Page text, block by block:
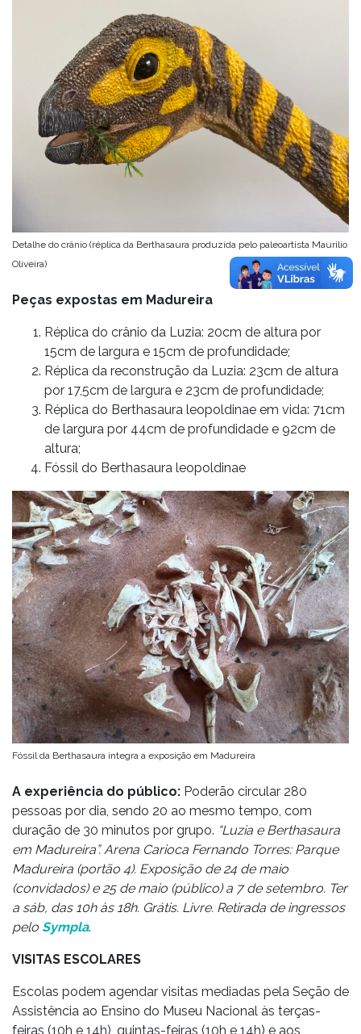
Detalhe do crânio (réplica da Berthasaura produzida pelo paleoartista Maurilio
Oliveira)
Peças expostas em Madureira
Réplica do crânio da Luzia: 20cm de altura por
15cm de largura e 15cm de profundidade;
Réplica da reconstrução da Luzia: 23cm de altura
por 17,5cm de largura e 23cm de profundidade;
Réplica do Berthasaura leopoldinae em vida: 71cm
de largura por 44cm de profundidade e 92cm de
altura;
Fóssil do Berthasaura leopoldinae
Fóssil da Berthasaura integra a exposição em Madureira
A experiência do público: Poderão circular 280
pessoas por dia, sendo 20 ao mesmo tempo, com
duração de 30 minutos por grupo. “Luzia e Berthasaura
em Madureira”. Arena Carioca Fernando Torres: Parque
Madureira (portão 4). Exposição de 24 de maio
(convidados) e 25 de maio (público) a 7 de setembro. Ter
a sáb, das 10h às 18h. Grátis. Livre. Retirada de ingressos
pelo Sympla.
VISITAS ESCOLARES
Escolas podem agendar visitas mediadas pela Seção de
Assistência ao Ensino do Museu Nacional às terças-
feiras (10h e 14h), quintas-feiras (10h e 14h) e aos